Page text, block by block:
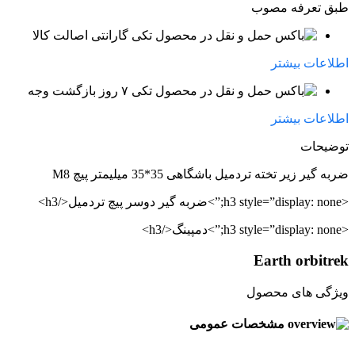
طبق تعرفه مصوب
گارانتی اصالت کالا
اطلاعات بیشتر
۷ روز بازگشت وجه
اطلاعات بیشتر
توضیحات
ضربه گیر زیر تخته تردمیل باشگاهی 35*35 میلیمتر پیچ M8
<h3 style=”display: none;”>ضربه گیر دوسر پیچ تردمیل</h3>
<h3 style=”display: none;”>دمپینگ</h3>
Earth orbitrek
ویژگی های محصول
مشخصات عمومی